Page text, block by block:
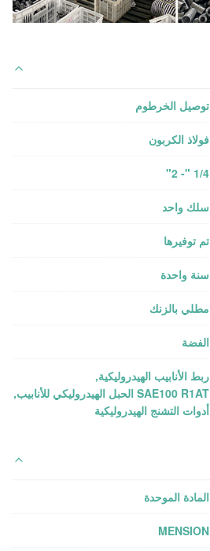
توصيل الخرطوم
فولاذ الكربون
1/4 "- 2"
سلك واحد
تم توفيرها
سنة واحدة
مطلي بالزنك
الفضة
ربط الأنابيب الهيدروليكية,
SAE100 R1AT الحبل الهيدروليكي للأنابيب
,
أدوات التشنج الهيدروليكية
المادة الموحدة
MENSION